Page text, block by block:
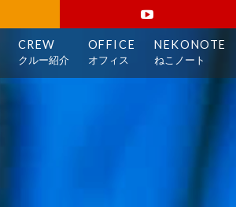
CREW
クルー紹介
OFFICE
オフィス
NEKONOTE
ねこノート